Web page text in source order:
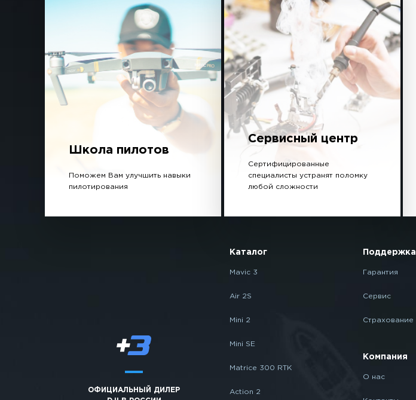
Школа пилотов
Поможем Вам улучшить навыки
пилотирования
Сервисный центр
Сертифицированные
специалисты устранят поломку
любой сложности
ОФИЦИАЛЬНЫЙ ДИЛЕР
Каталог
Mavic 3
Air 2S
Mini 2
Mini SE
Matrice 300 RTK
Action 2
Поддержка
Гарантия
Сервис
Страхование
Компания
О нас